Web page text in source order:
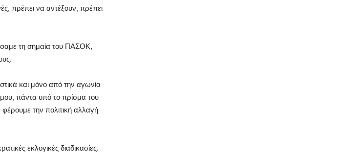
πρέπει να αντέξουν, πρέπει
τη σημαία του ΠΑΣΟΚ,
και μόνο από την αγωνία
πάντα υπό το πρίσμα του
την πολιτική αλλαγή
εκλογικές διαδικασίες.